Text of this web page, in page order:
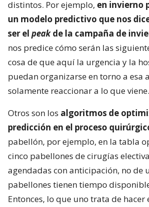
distintos. Por ejemplo, en invierno
un modelo predictivo que nos
ser el peakde la campaña de
nos predice cómo serán las
cosa de que aquí la urgencia y la
puedan organizarse en torno a esa
solamente reaccionar a lo que viene.
Otros son los algoritmos de
predicción en el proceso
pabellón, por ejemplo, en la tabla
cinco pabellones de cirugías
agendadas con anticipación, no de
pabellones tienen tiempo
Entonces, lo que uno trata de hacer